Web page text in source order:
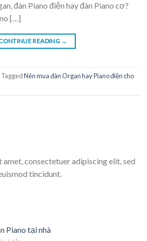
đàn Piano điện hay đàn Piano cơ?
[…]
READING →
TaggedNên mua đàn Organ hay Piano điện cho
amet, consectetuer adipiscing elit, sed
tincidunt.
Piano tại nhà